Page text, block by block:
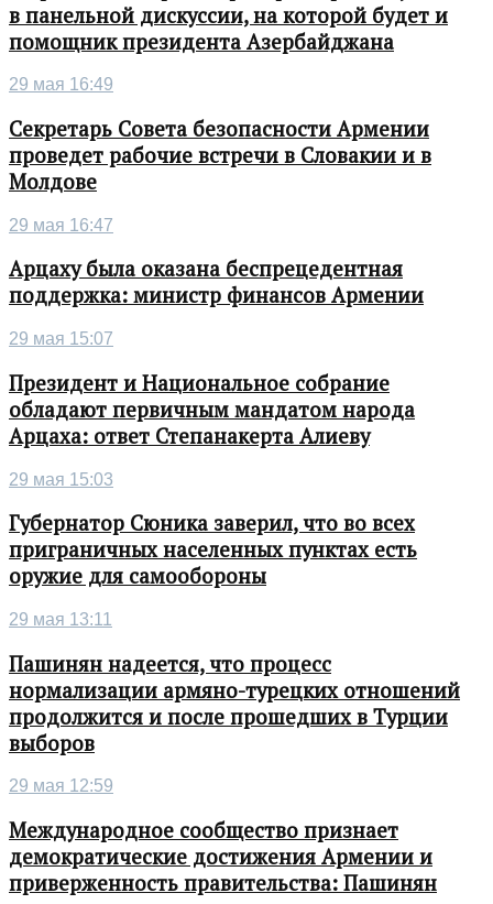
в панельной дискуссии, на которой будет и
помощник президента Азербайджана
29 мая 16:49
Секретарь Совета безопасности Армении
проведет рабочие встречи в Словакии и в
Молдове
29 мая 16:47
Арцаху была оказана беспрецедентная
поддержка: министр финансов Армении
29 мая 15:07
Президент и Национальное собрание
обладают первичным мандатом народа
Арцаха: ответ Степанакерта Алиеву
29 мая 15:03
Губернатор Сюника заверил, что во всех
приграничных населенных пунктах есть
оружие для самообороны
29 мая 13:11
Пашинян надеется, что процесс
нормализации армяно-турецких отношений
продолжится и после прошедших в Турции
выборов
29 мая 12:59
Международное сообщество признает
демократические достижения Армении и
приверженность правительства: Пашинян